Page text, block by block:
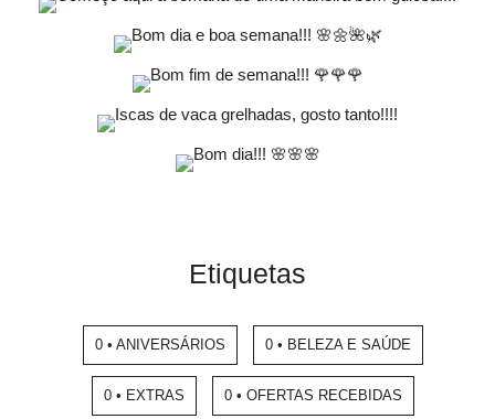
Etiquetas
0 • ANIVERSÁRIOS 0 • BELEZA E SAÚDE
0 • EXTRAS 0 • OFERTAS RECEBIDAS